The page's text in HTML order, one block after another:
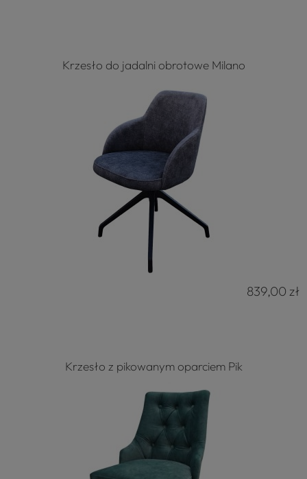
Krzesło do jadalni obrotowe Milano
839,00 zł
Krzesło z pikowanym oparciem Pik